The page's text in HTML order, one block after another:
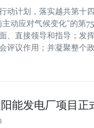
动计划，落实越共第十
主动应对气候变化”的第
、直接领导和指导；发
评议作用；并凝聚整个
能发电厂项目正